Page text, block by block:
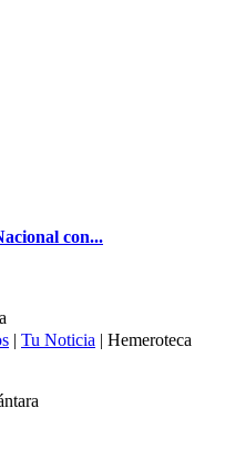
con...
| Tu Noticia | Hemeroteca